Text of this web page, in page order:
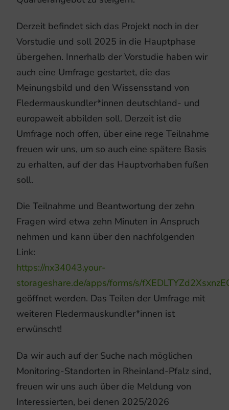
Derzeit befindet sich das Projekt noch in der
Vorstudie und soll 2025 in die Hauptphase
übergehen. Innerhalb der Vorstudie haben wir
auch eine Umfrage gestartet, die das
Meinungsbild und den Wissensstand von
Fledermauskundler*innen deutschland- und
europaweit abbilden soll. Derzeit ist die
Umfrage noch offen, über eine rege Teilnahme
freuen wir uns, um so auch eine spätere Basis
zu erhalten, auf der das Hauptvorhaben fußen
soll.
Die Teilnahme und Beantwortung der zehn
Fragen wird etwa zehn Minuten in Anspruch
nehmen und kann über den nachfolgenden
Link:
https://nx34043.your-
storageshare.de/apps/forms/s/
geöffnet werden. Das Teilen der Umfrage mit
weiteren Fledermauskundler*innen ist
erwünscht!
Da wir auch auf der Suche nach möglichen
Monitoring-Standorten in Rheinland-Pfalz sind,
freuen wir uns auch über die Meldung von
Interessierten, bei denen 2025/2026